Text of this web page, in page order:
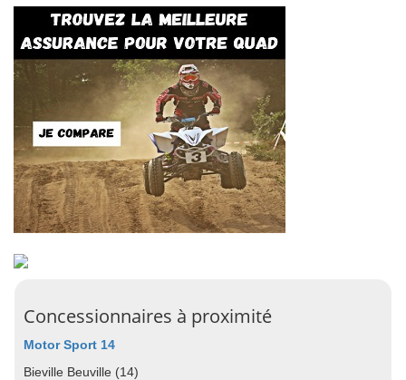
Concessionnaires à proximité
Motor Sport 14
Bieville Beuville (14)